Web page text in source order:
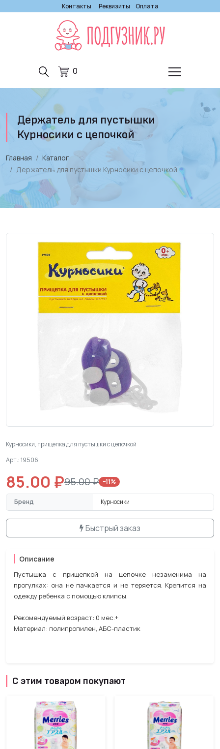
Контакты Реквизиты Оплата
0
Держатель для пустышки
Курносики с цепочкой
Главная
Каталог
Держатель для пустышки Курносики с цепочкой
Курносики, прищепка для пустышки с цепочкой
Арт.: 19506
85.00 ₽95.00 ₽ −11%
Бренд Курносики
Быстрый заказ
Описание
Пустышка с прищепкой на цепочке незаменима на
прогулках: она не пачкается и не теряется. Крепится на
одежду ребенка с помощью клипсы.
Рекомендуемый возраст: 0 мес.+
Материал: полипропилен, АБС-пластик
С этим товаром покупают